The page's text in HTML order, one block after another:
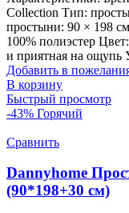
Collection Тип:
простыни: 90 × 198
100% полиэстер
и приятная на ощупь
Добавить в
В корзину
Быстрый просмотр
-43% Горячий
Сравнить
Dannyhome
(90*198+30 см)